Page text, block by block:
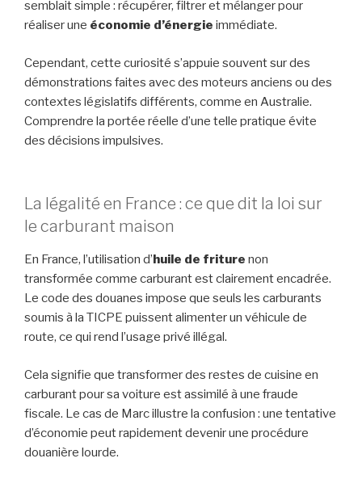
semblait simple : récupérer, filtrer et mélanger pour
réaliser une économie d’énergie immédiate.
Cependant, cette curiosité s’appuie souvent sur des
démonstrations faites avec des moteurs anciens ou des
contextes législatifs différents, comme en Australie.
Comprendre la portée réelle d’une telle pratique évite
des décisions impulsives.
La légalité en France : ce que dit la loi sur
le carburant maison
En France, l’utilisation d’ huile de friture non
transformée comme carburant est clairement encadrée.
Le code des douanes impose que seuls les carburants
soumis à la TICPE puissent alimenter un véhicule de
route, ce qui rend l’usage privé illégal.
Cela signifie que transformer des restes de cuisine en
carburant pour sa voiture est assimilé à une fraude
fiscale. Le cas de Marc illustre la confusion : une tentative
d’économie peut rapidement devenir une procédure
douanière lourde.